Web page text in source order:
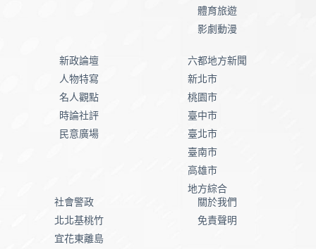
體育旅遊
影劇動漫
新政論壇
人物特寫
名人觀點
時論社評
民意廣場
六都地方新聞
新北市
桃園市
臺中市
臺北市
臺南市
高雄市
地方綜合
社會警政
北北基桃竹
宜花東離島
關於我們
免責聲明